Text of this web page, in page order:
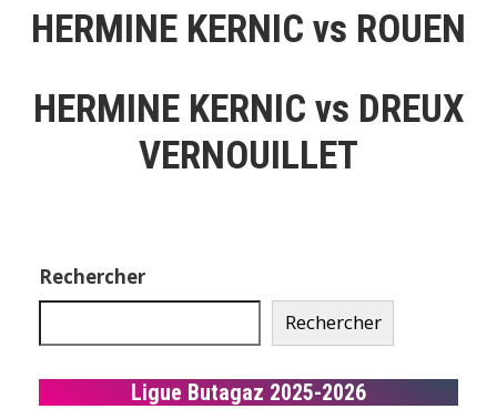
HERMINE KERNIC vs ROUEN
HERMINE KERNIC vs DREUX
VERNOUILLET
Rechercher
Rechercher
Ligue Butagaz 2025-2026